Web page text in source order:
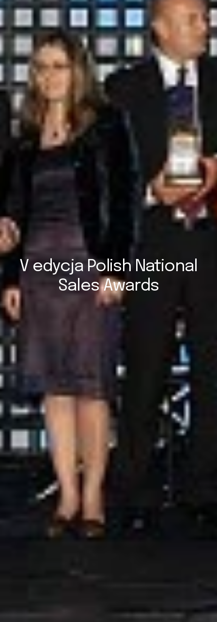
V edycja Polish National
Sales Awards